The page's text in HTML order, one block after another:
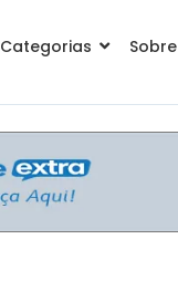
Categorias Sobre